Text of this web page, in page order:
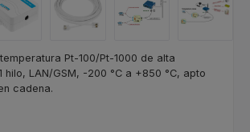
Pt-100/Pt-1000 de alta
hilo, LAN/GSM, -200 °C a +850 °C, apto
cadena.